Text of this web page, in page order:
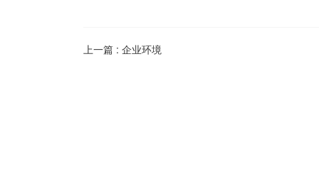
上一篇 : 企业环境